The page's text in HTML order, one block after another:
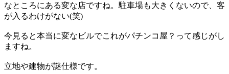
なところにある変な店ですね。駐車場も大きくないので、客
が入るわけがない(笑)
今見ると本当に変なビルでこれがパチンコ屋？って感じがし
ますね。
立地や建物が謎仕様です。